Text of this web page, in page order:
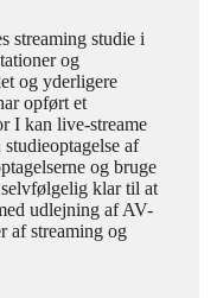
streaming studie i
og
og yderligere
opført et
I kan live-streame
af
og bruge
selvfølgelig klar til at
udlejning af AV-
af streaming og